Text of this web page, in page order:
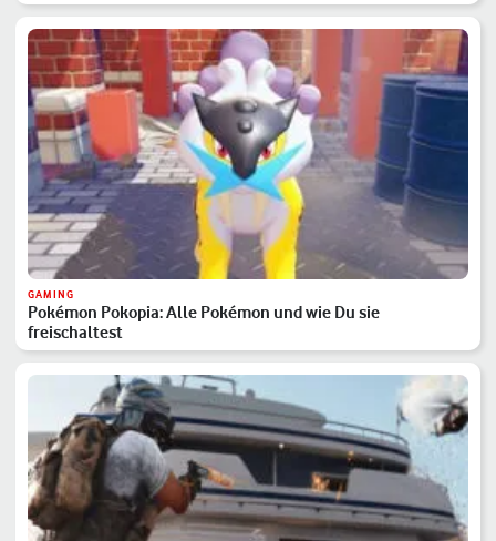
GAMING
Pokémon Pokopia: Alle Pokémon und wie Du sie
freischaltest